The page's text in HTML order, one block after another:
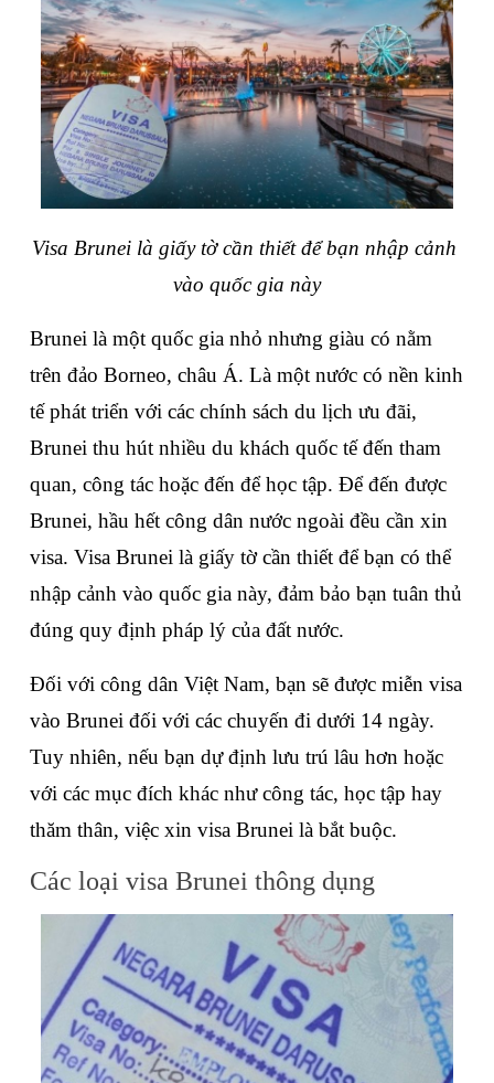
Visa Brunei là giấy tờ cần thiết để bạn nhập cảnh
vào quốc gia này
Brunei là một quốc gia nhỏ nhưng giàu có nằm
trên đảo Borneo, châu Á. Là một nước có nền kinh
tế phát triển với các chính sách du lịch ưu đãi,
Brunei thu hút nhiều du khách quốc tế đến tham
quan, công tác hoặc đến để học tập. Để đến được
Brunei, hầu hết công dân nước ngoài đều cần xin
visa. Visa Brunei là giấy tờ cần thiết để bạn có thể
nhập cảnh vào quốc gia này, đảm bảo bạn tuân thủ
đúng quy định pháp lý của đất nước.
Đối với công dân Việt Nam, bạn sẽ được miễn visa
vào Brunei đối với các chuyến đi dưới 14 ngày.
Tuy nhiên, nếu bạn dự định lưu trú lâu hơn hoặc
với các mục đích khác như công tác, học tập hay
thăm thân, việc xin visa Brunei là bắt buộc.
Các loại visa Brunei thông dụng